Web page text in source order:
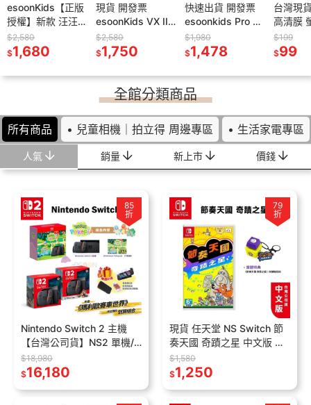
esoonKids【正版
授權】新款 汪汪隊
立大功 兒童觸控相
機【免運】4900
萬 WiFi 傳輸 兒童
相機 汪汪隊 禮物
$2,580
$1,680
現貨 開發票
esoonKids VX II
4900萬 兒童觸控
相機【贈64G+保
貼+支架】兒童相
機 照相機 相機
$2,580
$1,750
快速出貨 開發票
esoonkids Pro 潮
玩拍立得 兒童相機
商檢合格 打印相機
可拍照 錄影 4900
萬畫素相機
$1,980
$1,478
台灣現
高清膜
高清 軟
兒童相
高清滿
$199
$99
2
磚塊
轉接器
65W 支
充 NS2
DOBE NS Switch
2 可摺疊 視訊轉接
器【現貨】HDMI
訊號傳輸 充電底座
視頻轉接器 支架
NS2
任天堂 Switch2 異
度神劍 3 中文版
【預購 12/3】NS2
遊戲片 異域神劍3
Xenoblade 3
任天堂 Switch2 異
度神劍 2 中文版
【預購 10/1】NS2
遊戲片 異域神劍2
PS5
機包 收
【
運 全套
附背帶
$799
$458
全館分類商品
所有商品 • 兒童相機｜拍立得 周邊專區 • 生活家電專區
人氣 銷量 新上市 價錢
85
折
Nintendo Switch 2 主機
【台灣公司貨】NS2 單機/
瑪利歐賽車/Pokopia 現貨
含配件組 原廠保固
$18,980
$16,180
79
折
現貨 任天堂 NS Switch 節
奏天國 奇蹟之星 中文版 台
灣公司貨 附特典 節奏天國
節奏 音樂遊戲 派對 同樂
$1,580
$1,250